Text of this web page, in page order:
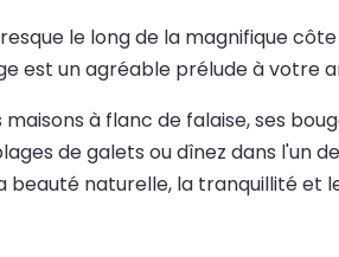
le long de la magnifique
est un agréable prélude à votre
à flanc de falaise, ses
de galets ou dînez dans l'un
beauté naturelle, la tranquillité et